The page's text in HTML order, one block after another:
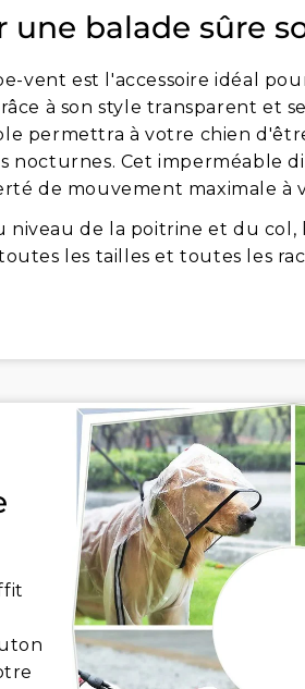
balade sûre
vent est l'accessoire idéal
à son style transparent et
permettra à votre chien
nocturnes. Cet imperméable
de mouvement maximale à
niveau de la poitrine et du col,
les tailles et toutes les